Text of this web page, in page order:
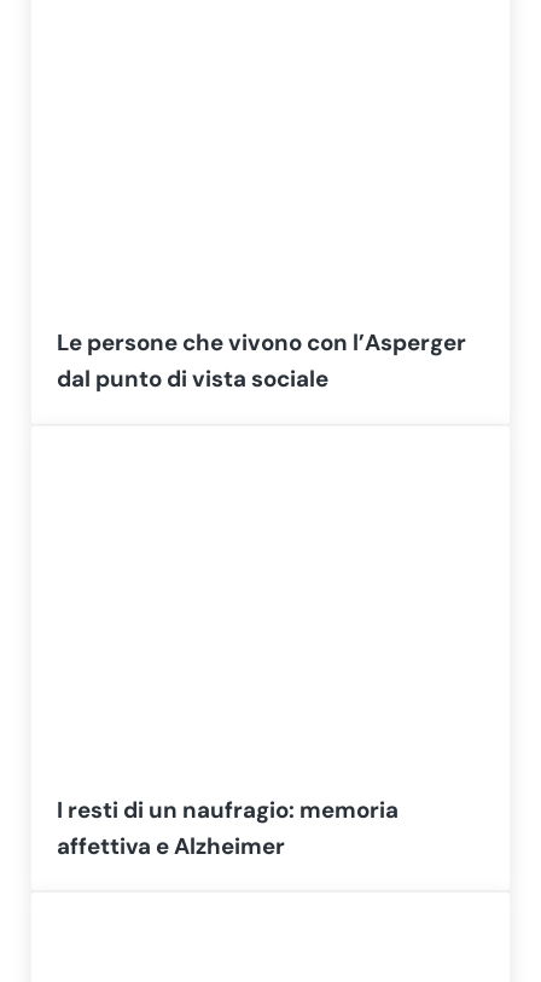
Le persone che vivono con l’Asperger
dal punto di vista sociale
I resti di un naufragio: memoria
affettiva e Alzheimer